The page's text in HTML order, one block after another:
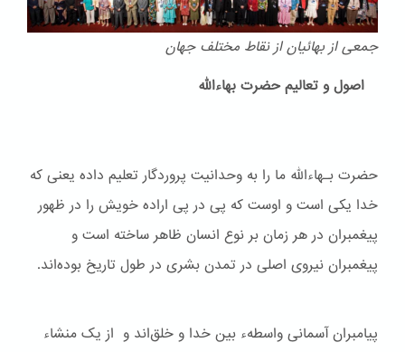
جمعی از بهائیان از نقاط مختلف جهان
اصول و تعالیم حضرت بهاءالله
حضرت بـهاءالله ما را به وحدانیت پروردگار تعلیم داده یعنی که
خدا یکی است و اوست که پی در پی اراده خویش را در ظهور
پیغمبران در هر زمان بر نوع انسان ظاهر ساخته است و
پیغمبران نیروی اصلی در تمدن بشری در طول تاریخ بوده‌اند.
پیامبران آسمانی واسطهء بین خدا و خلق‌اند و از یک منشاء